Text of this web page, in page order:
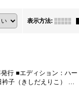
表示方法:
行 ■エディション：ハー
衿子（きしだえりこ） …